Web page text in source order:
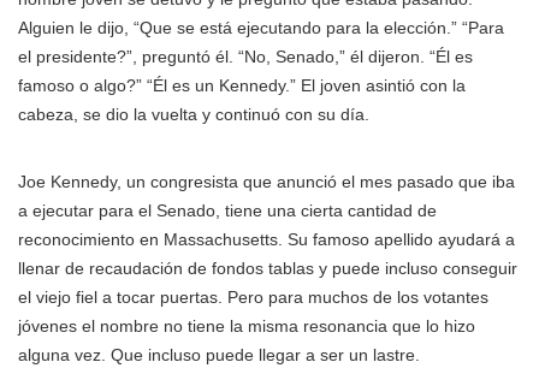
Alguien le dijo, “Que se está ejecutando para la elección.” “Para
el presidente?”, preguntó él. “No, Senado,” él dijeron. “Él es
famoso o algo?” “Él es un Kennedy.” El joven asintió con la
cabeza, se dio la vuelta y continuó con su día.
Joe Kennedy, un congresista que anunció el mes pasado que iba
a ejecutar para el Senado, tiene una cierta cantidad de
reconocimiento en Massachusetts. Su famoso apellido ayudará a
llenar de recaudación de fondos tablas y puede incluso conseguir
el viejo fiel a tocar puertas. Pero para muchos de los votantes
jóvenes el nombre no tiene la misma resonancia que lo hizo
alguna vez. Que incluso puede llegar a ser un lastre.